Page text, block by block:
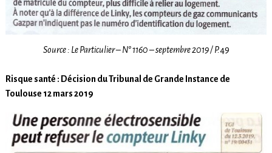
Source : Le Particulier – N° 1160 – septembre 2019 / P.49
Risque santé : Décision du Tribunal de Grande Instance de
Toulouse 12 mars 2019